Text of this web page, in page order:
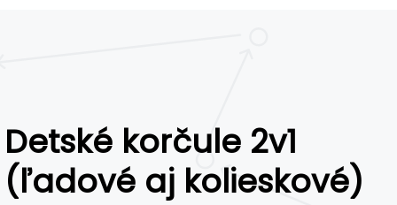
Detské korčule 2v1
(ľadové aj kolieskové)